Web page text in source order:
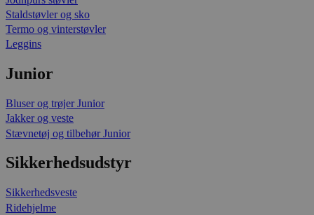
Staldstøvler og sko
Termo og vinterstøvler
Leggins
Junior
Bluser og trøjer Junior
Jakker og veste
Stævnetøj og tilbehør Junior
Sikkerhedsudstyr
Sikkerhedsveste
Ridehjelme